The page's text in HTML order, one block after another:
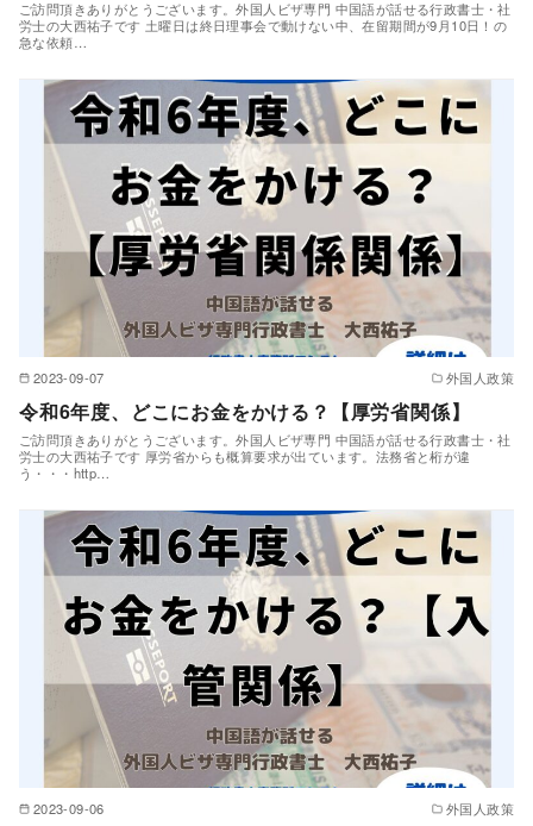
ご訪問頂きありがとうございます。外国人ビザ専門 中国語が話せる行政書士・社
労士の大西祐子です 土曜日は終日理事会で動けない中、在留期間が9月10日！の
急な依頼…
2023-09-07 外国人政策
令和6年度、どこにお金をかける？【厚労省関係】
ご訪問頂きありがとうございます。外国人ビザ専門 中国語が話せる行政書士・社
労士の大西祐子です 厚労省からも概算要求が出ています。法務省と桁が違
う・・・http…
2023-09-06 外国人政策